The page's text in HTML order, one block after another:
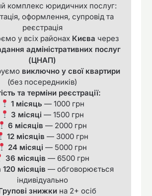
комплекс юридичних послуг:
оформлення, супровід та
реєстрація
у всіх районах Києва через
адміністративних послуг
(ЦНАП)
виключно у свої квартири
(без посередників)
та терміни реєстрації:
1 місяць — 1000 грн
3 місяці — 1500 грн
6 місяців — 2000 грн
12 місяців — 3000 грн
24 місяці — 5000 грн
36 місяців — 6500 грн
місяців — обговорюється
індивідуально
знижки на 2+ осіб